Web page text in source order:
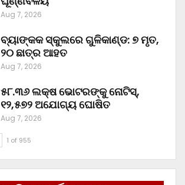
Aug 7, 2026
ବ୍ୟାଙ୍କକ ସ୍କୁଲରେ ଗୁଳିକାଣ୍ଡ: ୭ ମୃତ,
୨୦ ଛାତ୍ର ଆହତ
Aug 7, 2026
୫୮.୩୬ ଲକ୍ଷ ଭୋଟରଙ୍କୁ ନୋଟିସ୍‌,
୧୨,୫୭୨ ଅଯୋଗ୍ୟ ଘୋଷିତ
Aug 7, 2026
1 of 955